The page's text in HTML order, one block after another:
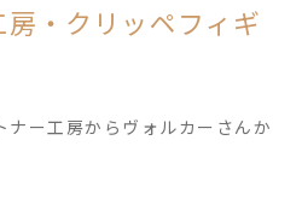
房・クリッペフィギ
ナー工房からヴォルカーさんか